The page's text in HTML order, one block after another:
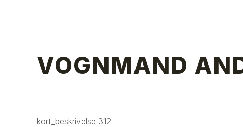
VOGNMAND
kort_beskrivelse 312